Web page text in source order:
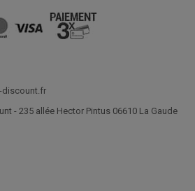
discount.fr
- 235 allée Hector Pintus 06610 La Gaude